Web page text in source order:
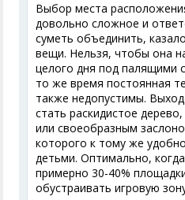
Выбор места
довольно сложное и
суметь объединить,
вещи. Нельзя, чтобы она
целого дня под палящими
то же время постоянная
также недопустимы.
стать раскидистое
или своеобразным
которого к тому же
детьми. Оптимально,
примерно 30-40%
обустраивать игровую